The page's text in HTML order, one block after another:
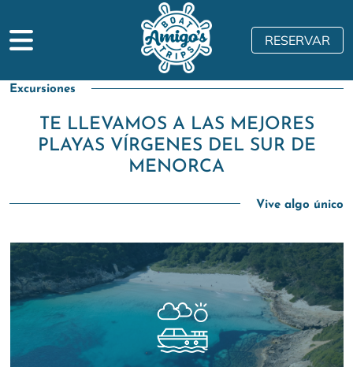
RESERVAR
Inicio> Excursiones
Excursiones
TE LLEVAMOS A LAS MEJORES
PLAYAS VÍRGENES DEL SUR DE
MENORCA
Vive algo único